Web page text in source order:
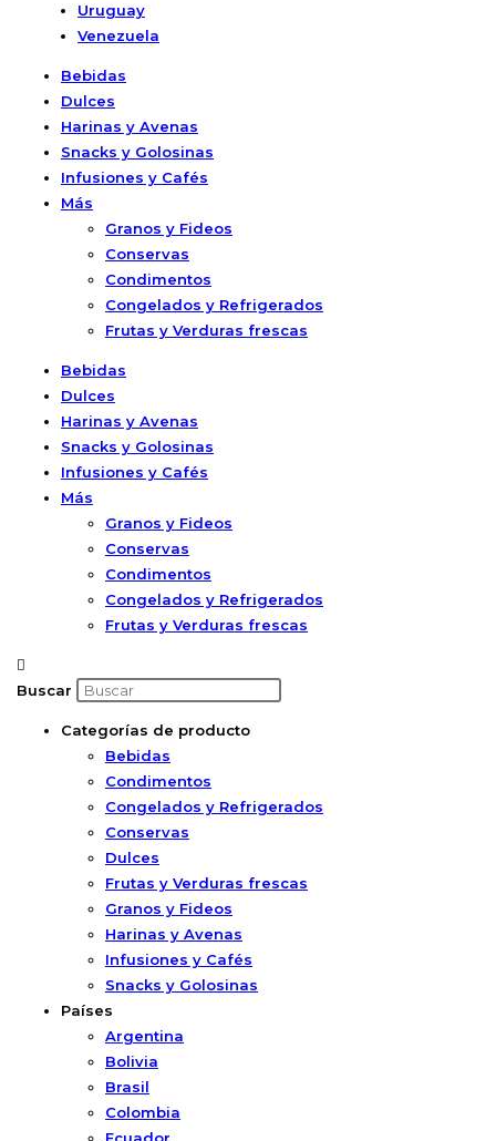
Uruguay
Venezuela
Bebidas
Dulces
Harinas y Avenas
Snacks y Golosinas
Infusiones y Cafés
Más
Granos y Fideos
Conservas
Condimentos
Congelados y Refrigerados
Frutas y Verduras frescas
Bebidas
Dulces
Harinas y Avenas
Snacks y Golosinas
Infusiones y Cafés
Más
Granos y Fideos
Conservas
Condimentos
Congelados y Refrigerados
Frutas y Verduras frescas
Buscar
Categorías de producto
Bebidas
Condimentos
Congelados y Refrigerados
Conservas
Dulces
Frutas y Verduras frescas
Granos y Fideos
Harinas y Avenas
Infusiones y Cafés
Snacks y Golosinas
Países
Argentina
Bolivia
Brasil
Colombia